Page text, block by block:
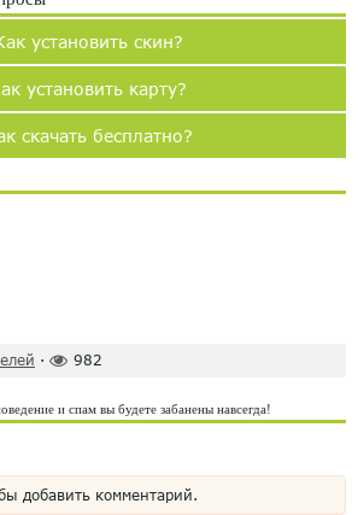
установить скин?
установить карту?
скачать бесплатно?
· 982
и спам вы будете забанены навсегда!
добавить комментарий.